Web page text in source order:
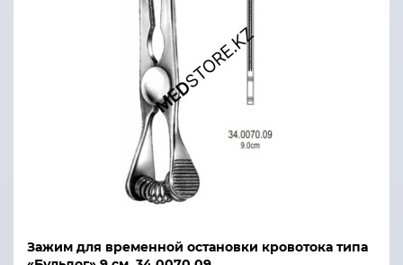
Зажим для временной остановки кровотока типа